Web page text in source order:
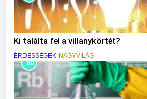
Ki találta fel a villanykörtét?
ÉRDESSÉGEK NAGYVILÁG
80